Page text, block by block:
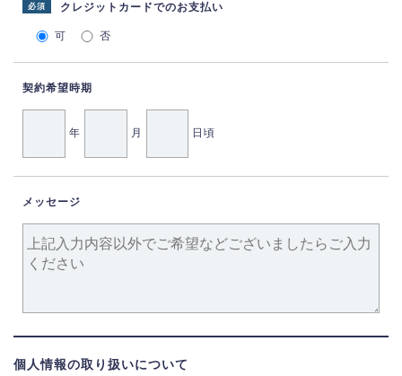
クレジットカードでのお支払い
必須
可 否
契約希望時期
年 月 日頃
メッセージ
個人情報の取り扱いについて